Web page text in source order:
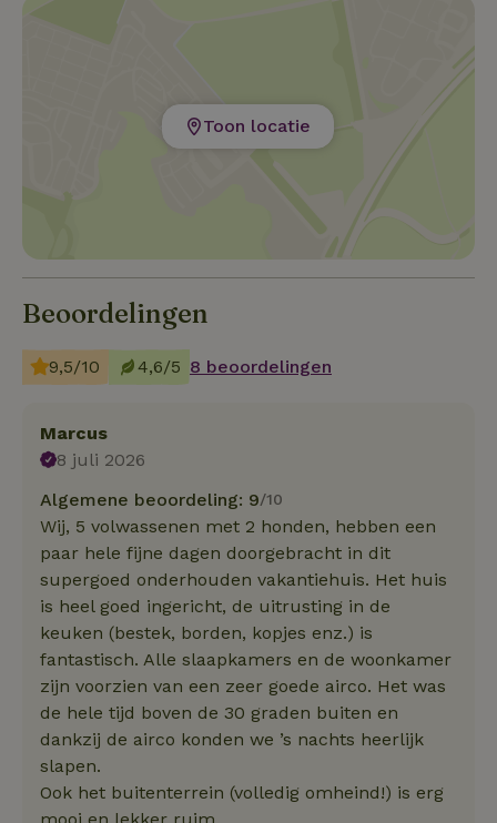
Toon locatie
Beoordelingen
9,5/10 4,6/5 8 beoordelingen
Marcus
8 juli 2026
Algemene beoordeling: 9/10
Wij, 5 volwassenen met 2 honden, hebben een
paar hele fijne dagen doorgebracht in dit
supergoed onderhouden vakantiehuis. Het huis
is heel goed ingericht, de uitrusting in de
keuken (bestek, borden, kopjes enz.) is
fantastisch. Alle slaapkamers en de woonkamer
zijn voorzien van een zeer goede airco. Het was
de hele tijd boven de 30 graden buiten en
dankzij de airco konden we ’s nachts heerlijk
slapen.
Ook het buitenterrein (volledig omheind!) is erg